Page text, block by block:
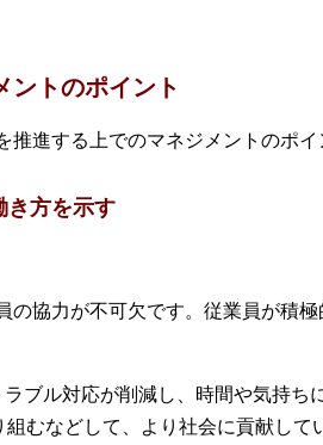
ントのポイント
進する上でのマネジメントのポイ
き方を示す
の協力が不可欠です。従業員が積
ブル対応が削減し、時間や気持
むなどして、より社会に貢献し